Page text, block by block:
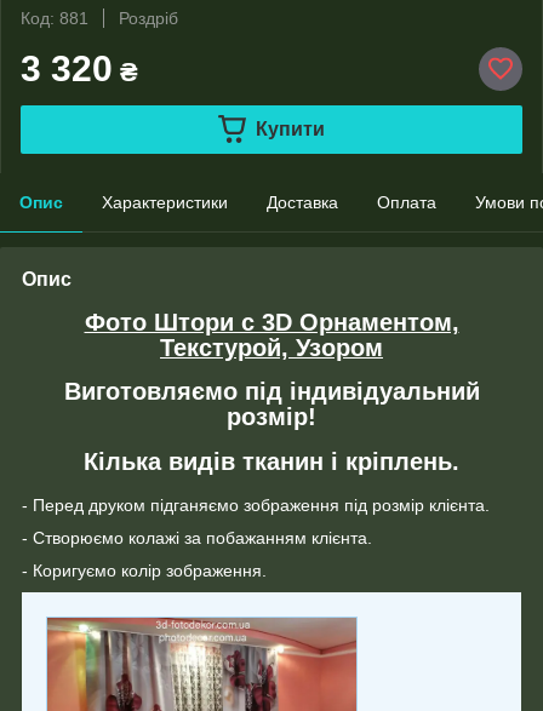
Код: 881
Роздріб
3 320 ₴
Купити
Опис Характеристики Доставка Оплата Умови
Опис
Фото Штори с 3D Орнаментом,
Текстурой, Узором
Виготовляємо під індивідуальний
розмір!
Кілька видів тканин і кріплень.
- Перед друком підганяємо зображення під розмір клієнта.
- Створюємо колажі за побажанням клієнта.
- Коригуємо колір зображення.